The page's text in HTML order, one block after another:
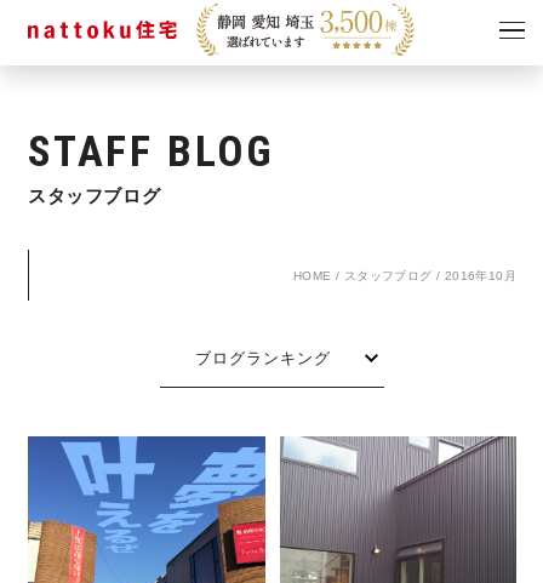
見学会
ショールーム
STAFF BLOG
スタッフブログ
HOME / スタッフブログ / 2016年10月
ブログランキング